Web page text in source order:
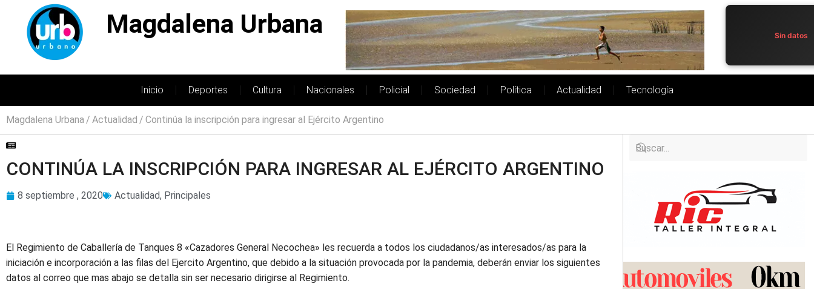
Magdalena Urbana Sin datos
Inicio Deportes Cultura Nacionales Policial Sociedad Política Actualidad Tecnología
Magdalena Urbana Actualidad Continúa la inscripción para ingresar al Ejército Argentino
CONTINÚA LA INSCRIPCIÓN PARA INGRESAR AL EJÉRCITO ARGENTINO
8 septiembre , 2020 Actualidad, Principales
El Regimiento de Caballería de Tanques 8 «Cazadores General Necochea» les recuerda a todos los ciudadanos/as interesados/as para la
iniciación e incorporación a las filas del Ejercito Argentino, que debido a la situación provocada por la pandemia, deberán enviar los siguientes
datos al correo que mas abajo se detalla sin ser necesario dirigirse al Regimiento.